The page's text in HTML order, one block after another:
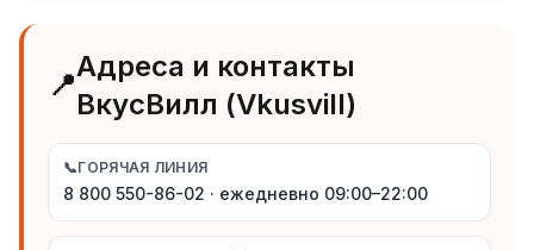
📍
Адреса и контакты
ВкусВилл (Vkusvill)
📞ГОРЯЧАЯ ЛИНИЯ
8 800 550-86-02 · ежедневно 09:00–22:00